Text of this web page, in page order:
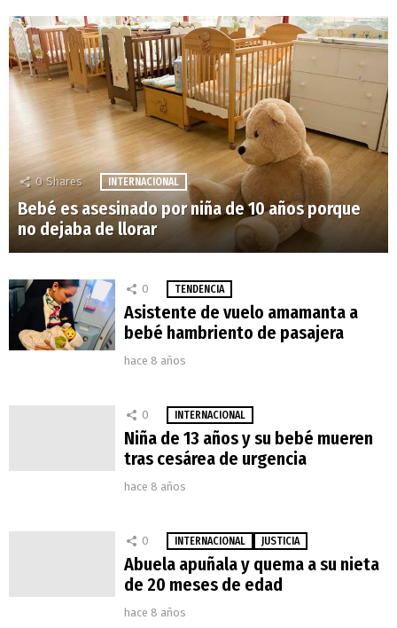
0 Shares INTERNACIONAL
Bebé es asesinado por niña de 10 años porque
no dejaba de llorar
0 TENDENCIA
Asistente de vuelo amamanta a
bebé hambriento de pasajera
hace 8 años
0 INTERNACIONAL
Niña de 13 años y su bebé mueren
tras cesárea de urgencia
hace 8 años
0 INTERNACIONAL JUSTICIA
Abuela apuñala y quema a su nieta
de 20 meses de edad
hace 8 años